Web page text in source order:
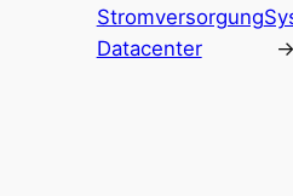
Stromversorgung
Datacenter
→